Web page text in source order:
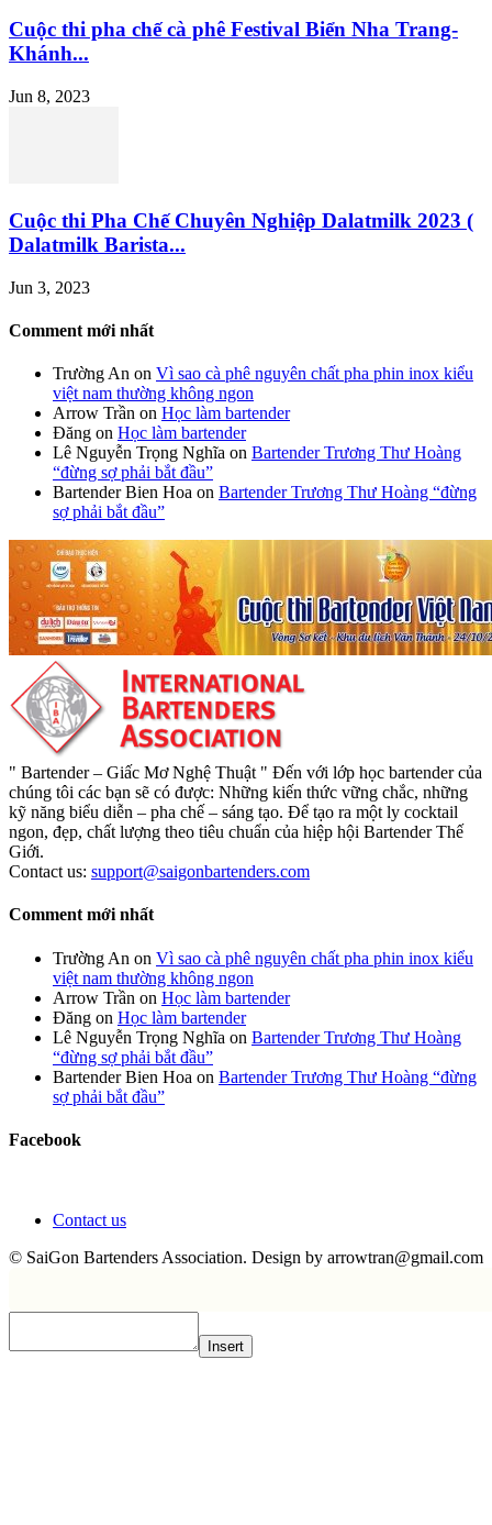
Cuộc thi pha chế cà phê Festival Biển Nha Trang-
Khánh...
Jun 8, 2023
Cuộc thi Pha Chế Chuyên Nghiệp Dalatmilk 2023 (
Dalatmilk Barista...
Jun 3, 2023
Comment mới nhất
Trường An on Vì sao cà phê nguyên chất pha phin inox kiểu
việt nam thường không ngon
Arrow Trần on Học làm bartender
Đăng on Học làm bartender
Lê Nguyễn Trọng Nghĩa on Bartender Trương Thư Hoàng
“đừng sợ phải bắt đầu”
Bartender Bien Hoa on Bartender Trương Thư Hoàng “đừng
sợ phải bắt đầu”
" Bartender – Giấc Mơ Nghệ Thuật " Đến với lớp học bartender của
chúng tôi các bạn sẽ có được: Những kiến thức vững chắc, những
kỹ năng biểu diễn – pha chế – sáng tạo. Để tạo ra một ly cocktail
ngon, đẹp, chất lượng theo tiêu chuẩn của hiệp hội Bartender Thế
Giới.
Contact us: support@saigonbartenders.com
Comment mới nhất
Trường An on Vì sao cà phê nguyên chất pha phin inox kiểu
việt nam thường không ngon
Arrow Trần on Học làm bartender
Đăng on Học làm bartender
Lê Nguyễn Trọng Nghĩa on Bartender Trương Thư Hoàng
“đừng sợ phải bắt đầu”
Bartender Bien Hoa on Bartender Trương Thư Hoàng “đừng
sợ phải bắt đầu”
Facebook
Contact us
© SaiGon Bartenders Association. Design by arrowtran@gmail.com
Insert